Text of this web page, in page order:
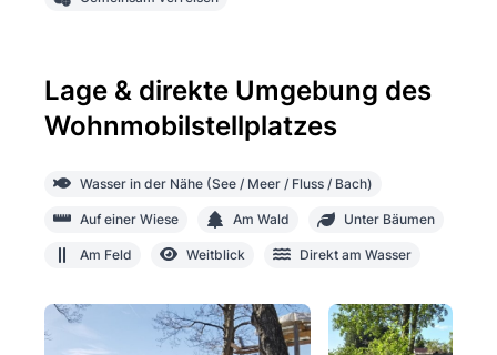
Lage & direkte Umgebung des
Wohnmobilstellplatzes
Wasser in der Nähe (See / Meer / Fluss / Bach)
Auf einer Wiese Am Wald Unter Bäumen
Am Feld Weitblick Direkt am Wasser